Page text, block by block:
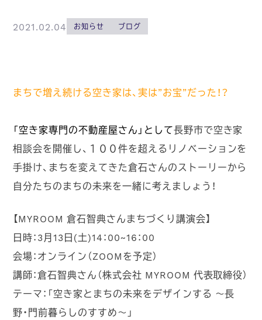
2021.02.04 お知らせ ブログ
まちで増え続ける空き家は、実は”お宝”だった！？
「空き家専門の不動産屋さん」として長野市で空き家
相談会を開催し、１００件を超えるリノベーションを
手掛け、まちを変えてきた倉石さんのストーリーから
自分たちのまちの未来を一緒に考えましょう！
【MYROOM 倉石智典さんまちづくり講演会】
日時：3月13日(土)14：00~16：00
会場：オンライン（ZOOMを予定）
講師：倉石智典さん（株式会社 MYROOM 代表取締役）
テーマ： 「空き家とまちの未来をデザインする ～長
野・門前暮らしのすすめ～」